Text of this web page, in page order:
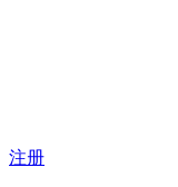
注册